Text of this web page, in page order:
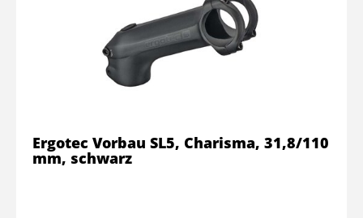
Ergotec Vorbau SL5, Charisma, 31,8/110
mm, schwarz